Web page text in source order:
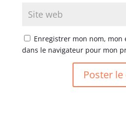
Enregistrer mon nom, mon
dans le navigateur pour mon